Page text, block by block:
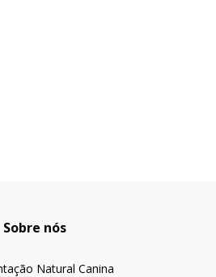
Sobre nós
Natural Canina